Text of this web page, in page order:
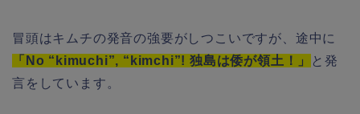
冒頭はキムチの発音の強要がしつこいですが、途中に
「No “kimuchi”, “kimchi”! 独島は倭が領土！」
と発
言をしています。